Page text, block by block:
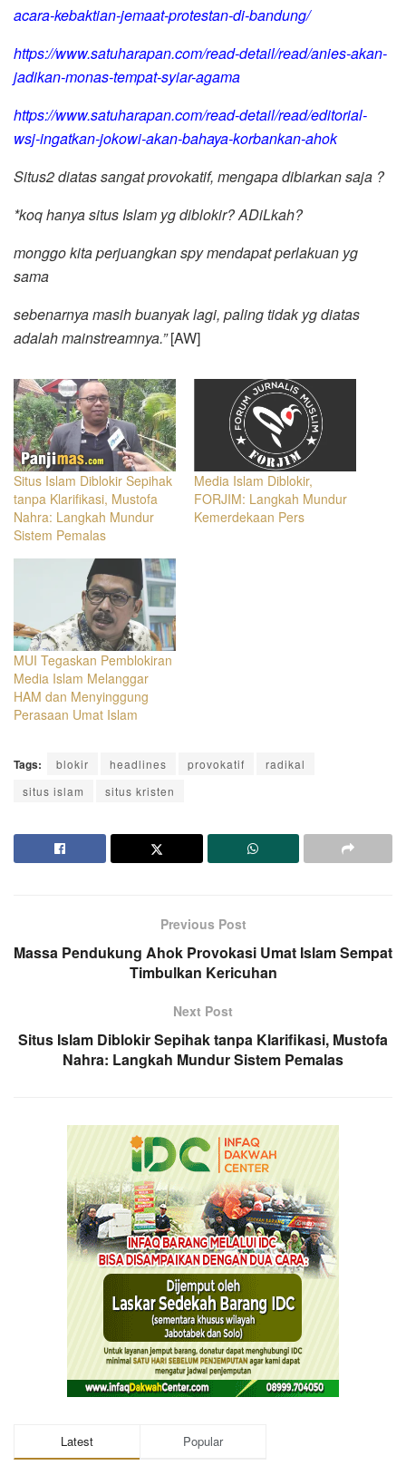
acara-kebaktian-jemaat-protestan-di-bandung/
https://www.satuharapan.com/read-detail/read/anies-akan-
jadikan-monas-tempat-syiar-agama
https://www.satuharapan.com/read-detail/read/editorial-
wsj-ingatkan-jokowi-akan-bahaya-korbankan-ahok
Situs2 diatas sangat provokatif, mengapa dibiarkan saja ?
*koq hanya situs Islam yg diblokir? ADiLkah?
monggo kita perjuangkan spy mendapat perlakuan yg
sama
sebenarnya masih buanyak lagi, paling tidak yg diatas
adalah mainstreamnya.”[AW]
Situs Islam Diblokir Sepihak
tanpa Klarifikasi, Mustofa
Nahra: Langkah Mundur
Sistem Pemalas
Media Islam Diblokir,
FORJIM: Langkah Mundur
Kemerdekaan Pers
MUI Tegaskan Pemblokiran
Media Islam Melanggar
HAM dan Menyinggung
Perasaan Umat Islam
Tags: blokir headlines provokatif
radikal
situs islam
situs kristen
Previous Post
Massa Pendukung Ahok Provokasi Umat Islam Sempat
Timbulkan Kericuhan
Next Post
Situs Islam Diblokir Sepihak tanpa Klarifikasi, Mustofa
Nahra: Langkah Mundur Sistem Pemalas
Latest Popular